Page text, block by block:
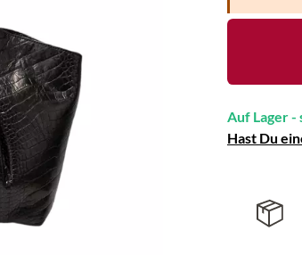
Auf Lager
Hast Du